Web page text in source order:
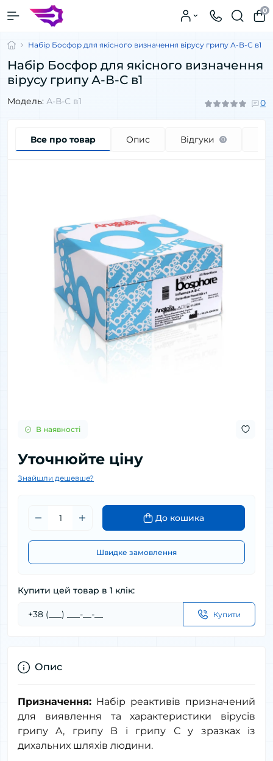
0
Набір Босфор для якісного визначення вірусу грипу А-В-С в1
Набір Босфор для якісного визначення
вірусу грипу А-В-С в1
Модель: А-В-С в1 0
Все про товар Опис Відгуки 0
В наявності
Уточнюйте ціну
Знайшли дешевше?
До кошика
Швидке замовлення
Купити цей товар в 1 клік:
Купити
Опис
Призначення: Набір реактивів призначений
для виявлення та характеристики вірусів
грипу A, грипу B і грипу С у зразках із
дихальних шляхів людини.